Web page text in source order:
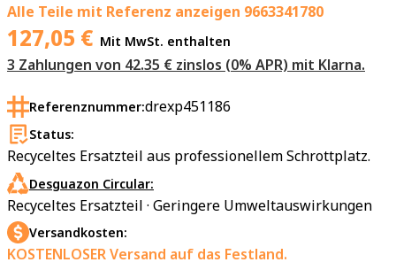
Alle Teile mit Referenz anzeigen 9663341780
127,05 € Mit MwSt. enthalten
3 Zahlungen von 42.35 € zinslos (0% APR) mit Klarna.
Referenznummer:drexp451186
Status:
Recyceltes Ersatzteil aus professionellem Schrottplatz.
Desguazon Circular:
Recyceltes Ersatzteil · Geringere Umweltauswirkungen
Versandkosten:
KOSTENLOSER Versand auf das Festland.